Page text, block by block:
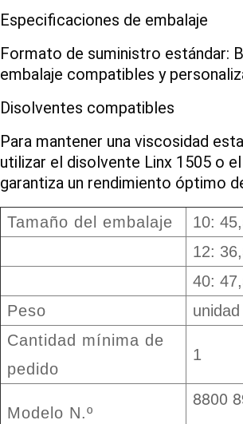
Especificaciones de embalaje
Formato de suministro estándar:
embalaje compatibles y
Disolventes compatibles
Para mantener una viscosidad
utilizar el disolvente Linx 1505 o
garantiza un rendimiento óptimo
Tamaño del embalaje
10:
12:
40:
Peso
Cantidad mínima de
pedido
1
Modelo N.º
8800